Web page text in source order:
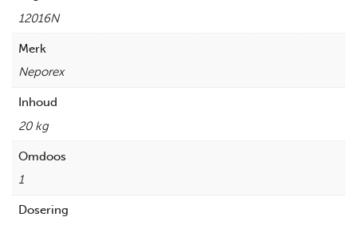
12016N
Merk
Neporex
Inhoud
20 kg
Omdoos
1
Dosering